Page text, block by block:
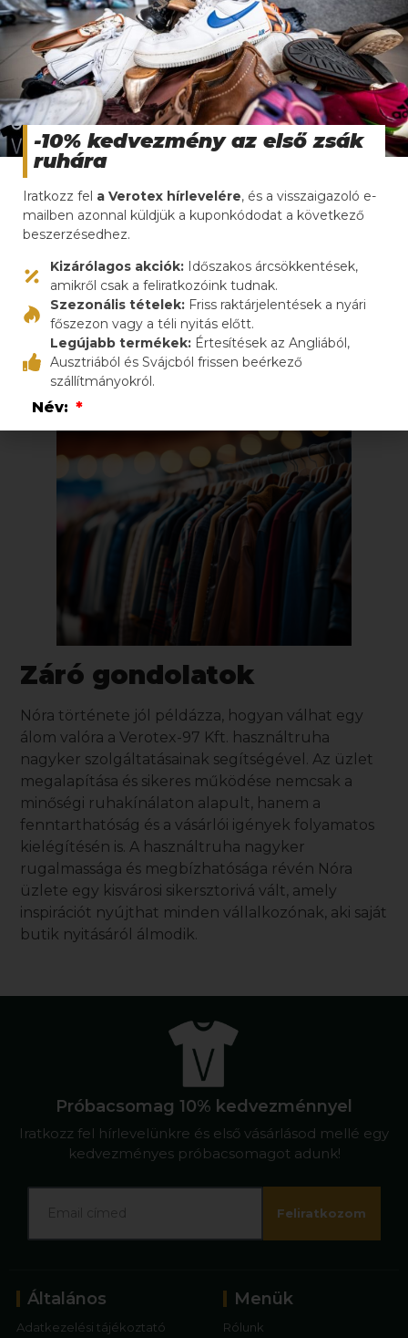
Ahogy telt az idő, Nóra butikja egyre több
visszatérő vásárlót vonzott. Az egyedi ruhák, a
minőségi kínálat és a kedvező árak mind
hozzájárultak ahhoz, hogy üzlete sikeresen
működjön. Ahasználtruha nagykeráltal nyújtott
rugalmasság és megbízhatóság biztosította, hogy
sosem volt hiány a különleges darabokban.
Nóra büszke volt arra, hogy megvalósította álmát
egy saját butik megnyitásáról. AVerotex-97 Kft.
hogy kis költségvetéssel is sikeres üzletet építsen,
amely nemcsak a divat szerelmeseinek, hanem a
környezettudatos vásárlóknak is vonzóvá vált. A
használtruha nagyker révén Nóra butikja gyorsan
a város egyik kedvenc üzletévé vált, ahol
mindenki megtalálhatta a számára legjobban illő
ruhadarabot.
Záró gondolatok
Nóra története jól példázza, hogyan válhat egy
álom valóra aVerotex-97 Kft. használtruha
nagyker szolgáltatásainak segítségével. Az üzlet
megalapítása és sikeres működése nemcsak a
minőségi ruhakínálaton alapult, hanem a
fenntarthatóság és a vásárlói igények folyamatos
kielégítésén is. A használtruha nagyker
rugalmassága és megbízhatósága révén Nóra
üzlete egy kisvárosi sikersztorivá vált, amely
inspirációt nyújthat minden vállalkozónak, aki saját
butik nyitásáról álmodik.
Próbacsomag 10% kedvezménnyel
Iratkozz fel hírlevelünkre és első vásárlásod mellé egy
kedvezményes próbacsomagot adunk!
Feliratkozom
Általános
Adatkezelési tájékoztató
Menük
Rólunk
-10% kedvezmény az első zsák
ruhára
Iratkozz fel a Verotex hírlevelére, és a visszaigazoló e-
mailben azonnal küldjük a kuponkódodat a következő
beszerzésedhez.
Kizárólagos akciók: Időszakos árcsökkentések,
amikről csak a feliratkozóink tudnak.
Szezonális tételek: Friss raktárjelentések a nyári
főszezon vagy a téli nyitás előtt.
Legújabb termékek: Értesítések az Angliából,
Ausztriából és Svájcból frissen beérkező
szállítmányokról.
Név:
Elolvastam és elfogadom az
Adatkezelési
Küldés